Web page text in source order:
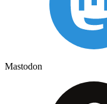
Mastodon